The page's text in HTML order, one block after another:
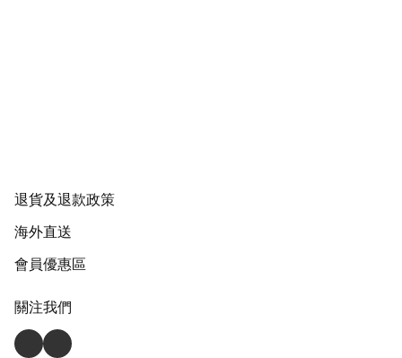
退貨及退款政策
海外直送
會員優惠區
關注我們